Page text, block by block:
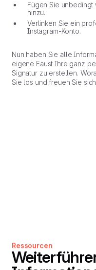
Fügen Sie unbedingt
hinzu.
Verlinken Sie ein
Instagram-Konto.
Nun haben Sie alle
eigene Faust Ihre ganz
Signatur zu erstellen.
Sie los und freuen Sie
Ressourcen